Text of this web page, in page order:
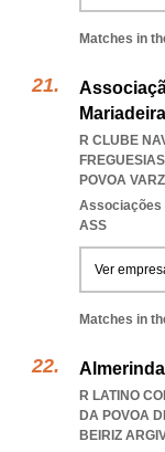
Matches in
Mariadeira
R CLUBE
POVOA
Associações
ASS
Ver
Matches in
R LATINO
DA POVOA
BEIRIZ